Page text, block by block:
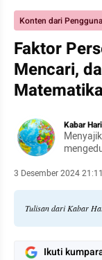
Konten dari Pengguna
Faktor
Mencari,
Matematika
Kabar
3 Desember 2024
Tulisan dari Kabar
Ikuti